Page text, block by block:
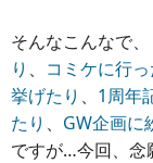
そんなこんなで、
り 、 コミケに行っ
挙げたり 、 1周年
たり 、 GW企画に
ですが…今回、念